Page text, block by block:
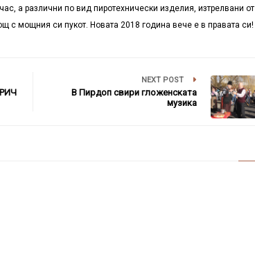
а различни по вид пиротехнически изделия, изтрелвани от
с мощния си пукот. Новата 2018 година вече е в правата си!
NEXT POST
В Пирдоп свири гложенската
музика